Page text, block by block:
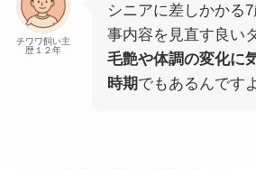
チワワ飼い主
歴１２年
シニアに差しかかる
事内容を見直す良い
毛艶や体調の変化に
時期でもあるんですよ